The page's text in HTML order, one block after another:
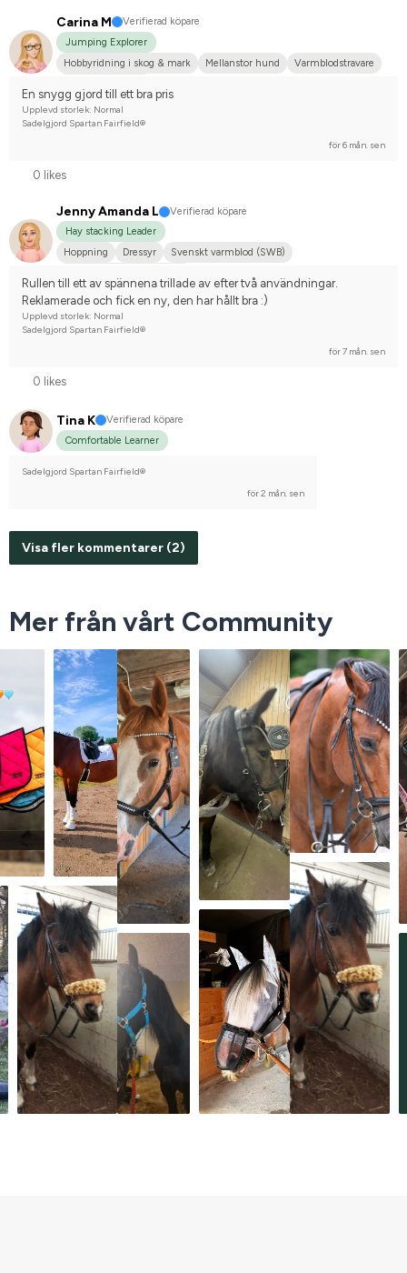
Carina M
Verifierad köpare
Jumping Explorer
Hobbyridning i skog & mark
Mellanstor hund
Varmblodstravare
En snygg gjord till ett bra pris
Upplevd storlek: Normal
Sadelgjord Spartan Fairfield®
för 6 mån. sen
0 likes
Jenny Amanda L
Verifierad köpare
Hay stacking Leader
Hoppning
Dressyr
Svenskt varmblod (SWB)
Rullen till ett av spännena trillade av efter två användningar.
Reklamerade och fick en ny, den har hållt bra :)
Upplevd storlek: Normal
Sadelgjord Spartan Fairfield®
för 7 mån. sen
0 likes
Tina K
Verifierad köpare
Comfortable Learner
Sadelgjord Spartan Fairfield®
för 2 mån. sen
Visa fler kommentarer (2)
Mer från vårt Community